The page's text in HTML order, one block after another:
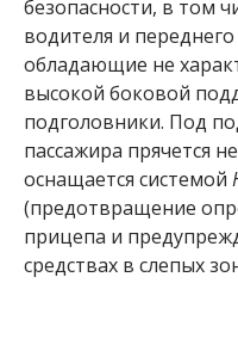
безопасности, в том
водителя и
обладающие не
высокой боковой
подголовники. Под
пассажира прячется
оснащается системой
(предотвращение
прицепа и
средствах в слепых